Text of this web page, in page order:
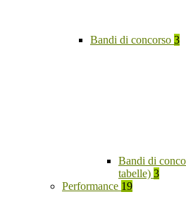
Bandi di concorso 3
Bandi di
tabelle) 3
Performance 19